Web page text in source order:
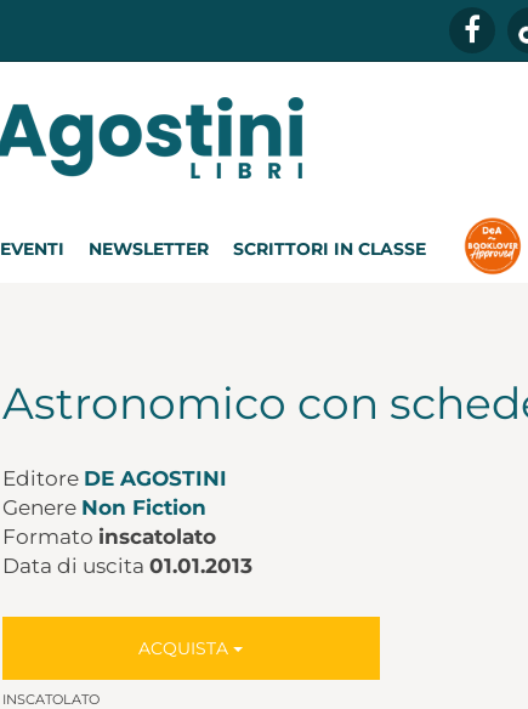
EVENTI NEWSLETTER SCRITTORI IN CLASSE
Astronomico con
Editore DE AGOSTINI
Genere Non Fiction
Formato inscatolato
Data di uscita 01.01.2013
ACQUISTA
INSCATOLATO